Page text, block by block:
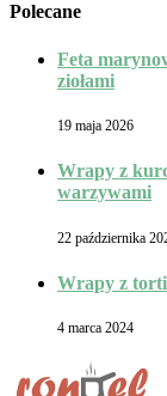
Polecane
Feta
ziołami
19 maja 2026
Wrapy z
warzywami
22 października
Wrapy z
4 marca 2024